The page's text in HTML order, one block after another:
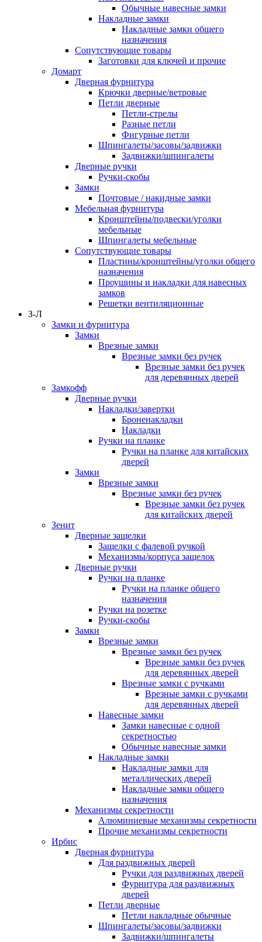
Обычные навесные замки
Накладные замки
Накладные замки общего
назначения
Сопутствующие товары
Заготовки для ключей и прочие
Домарт
Дверная фурнитура
Крючки дверные/ветровые
Петли дверные
Петли-стрелы
Разные петли
Фигурные петли
Шпингалеты/засовы/задвижки
Задвижки/шпингалеты
Дверные ручки
Ручки-скобы
Замки
Почтовые / накидные замки
Мебельная фурнитура
Кронштейны/подвески/уголки
мебельные
Шпингалеты мебельные
Сопутствующие товары
Пластины/кронштейны/уголки общего
назначения
Проушины и накладки для навесных
замков
Решетки вентиляционные
З-Л
Замки и фурнитура
Замки
Врезные замки
Врезные замки без ручек
Врезные замки без ручек
для деревянных дверей
Замкофф
Дверные ручки
Накладки/завертки
Броненакладки
Накладки
Ручки на планке
Ручки на планке для китайских
дверей
Замки
Врезные замки
Врезные замки без ручек
Врезные замки без ручек
для китайских дверей
Зенит
Дверные защелки
Защелки с фалевой ручкой
Механизмы/корпуса защелок
Дверные ручки
Ручки на планке
Ручки на планке общего
назначения
Ручки на розетке
Ручки-скобы
Замки
Врезные замки
Врезные замки без ручек
Врезные замки без ручек
для деревянных дверей
Врезные замки с ручками
Врезные замки с ручками
для деревянных дверей
Навесные замки
Замки навесные с одной
секретностью
Обычные навесные замки
Накладные замки
Накладные замки для
металлических дверей
Накладные замки общего
назначения
Механизмы секретности
Алюминиевые механизмы секретности
Прочие механизмы секретности
Ирбис
Дверная фурнитура
Для раздвижных дверей
Ручки для раздвижных дверей
Фурнитура для раздвижных
дверей
Петли дверные
Петли накладные обычные
Шпингалеты/засовы/задвижки
Задвижки/шпингалеты